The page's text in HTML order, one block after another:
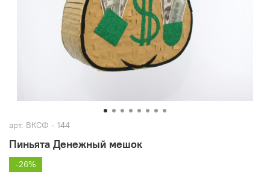
арт. ВКСФ - 144
Пиньята Денежный мешок
-26%